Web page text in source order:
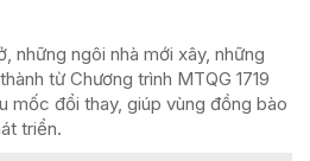
những ngôi nhà mới xây, những
từ Chương trình MTQG 1719
mốc đổi thay, giúp vùng đồng bào
triển.